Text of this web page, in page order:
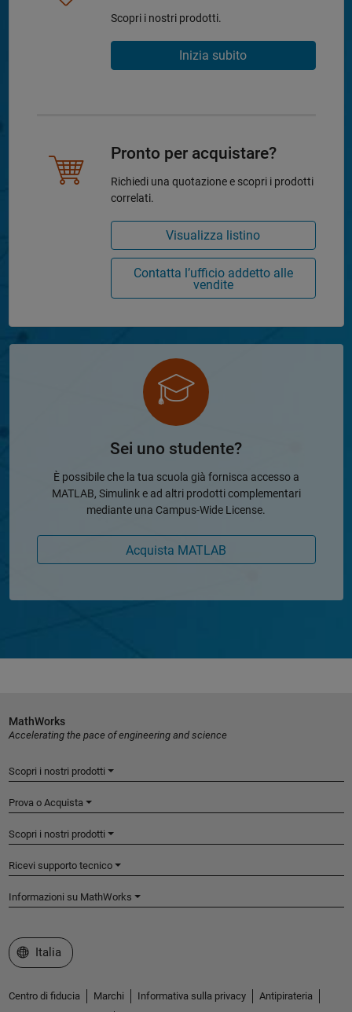
Scopri i nostri prodotti.
Inizia subito
Pronto per acquistare?
Richiedi una quotazione e scopri i prodotti
correlati.
Visualizza listino
Contatta l’ufficio addetto alle
vendite
Sei uno studente?
È possibile che la tua scuola già fornisca accesso a
MATLAB, Simulink e ad altri prodotti complementari
mediante una Campus-Wide License.
Acquista MATLAB
MathWorks
Accelerating the pace of engineering and science
Scopri i nostri prodotti
Prova o Acquista
Scopri i nostri prodotti
Ricevi supporto tecnico
Informazioni su MathWorks
Seleziona un sito web
Italia
Centro di fiducia Marchi Informativa sulla privacy Antipirateria